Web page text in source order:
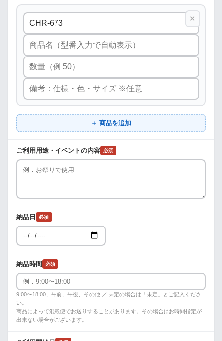
×
＋ 商品を追加
ご利用用途・イベントの内容 必須
納品日 必須
納品時間 必須
9:00〜18:00、午前、午後、その他 ／ 未定の場合は「未定」とご記入くださ
い。
商品によって混載便でお送りすることがあります。その場合はお時間指定が
出来ない場合がございます。